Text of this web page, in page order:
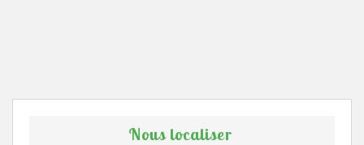
Nous localiser